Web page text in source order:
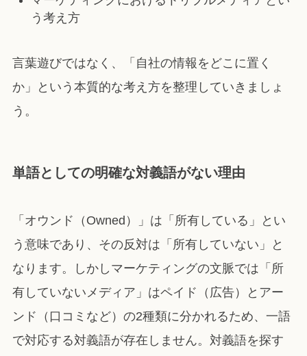
う考え方
言葉遊びではなく、「自社の情報をどこに置く
か」という本質的な考え方を整理していきましょ
う。
単語としての明確な対義語がない理由
「オウンド（Owned）」は「所有している」とい
う意味であり、その反対は「所有していない」と
なります。しかしマーケティングの文脈では「所
有していないメディア」はペイド（広告）とアー
ンド（口コミなど）の2種類に分かれるため、一語
で対応する対義語が存在しません。対義語を探す